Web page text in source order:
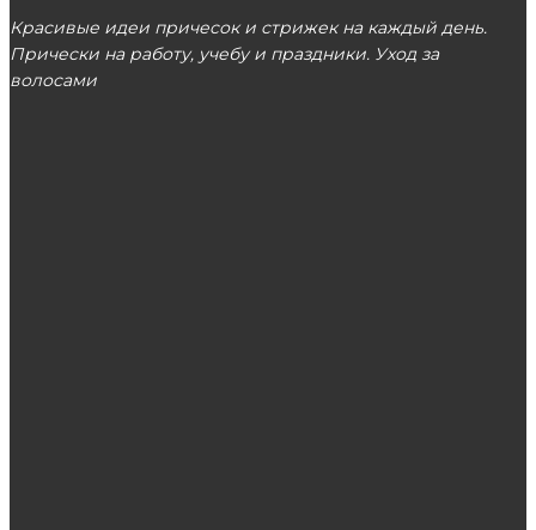
Красивые идеи причесок и стрижек на каждый день.
Прически на работу, учебу и праздники. Уход за
волосами